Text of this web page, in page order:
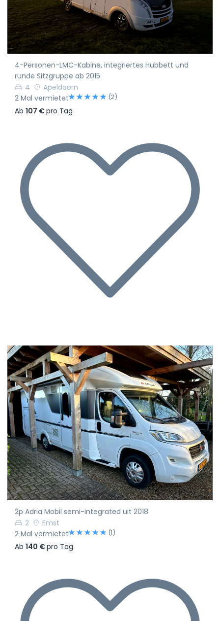
4-Personen-LMC-Kabine, integriertes Hubbett und
runde Sitzgruppe ab 2015
4
Apeldoorn
2 Mal vermietet
(2)
Ab 107 €pro Tag
2p Adria Mobil semi-integrated uit 2018
2
Emst
2 Mal vermietet
(1)
Ab 140 €pro Tag